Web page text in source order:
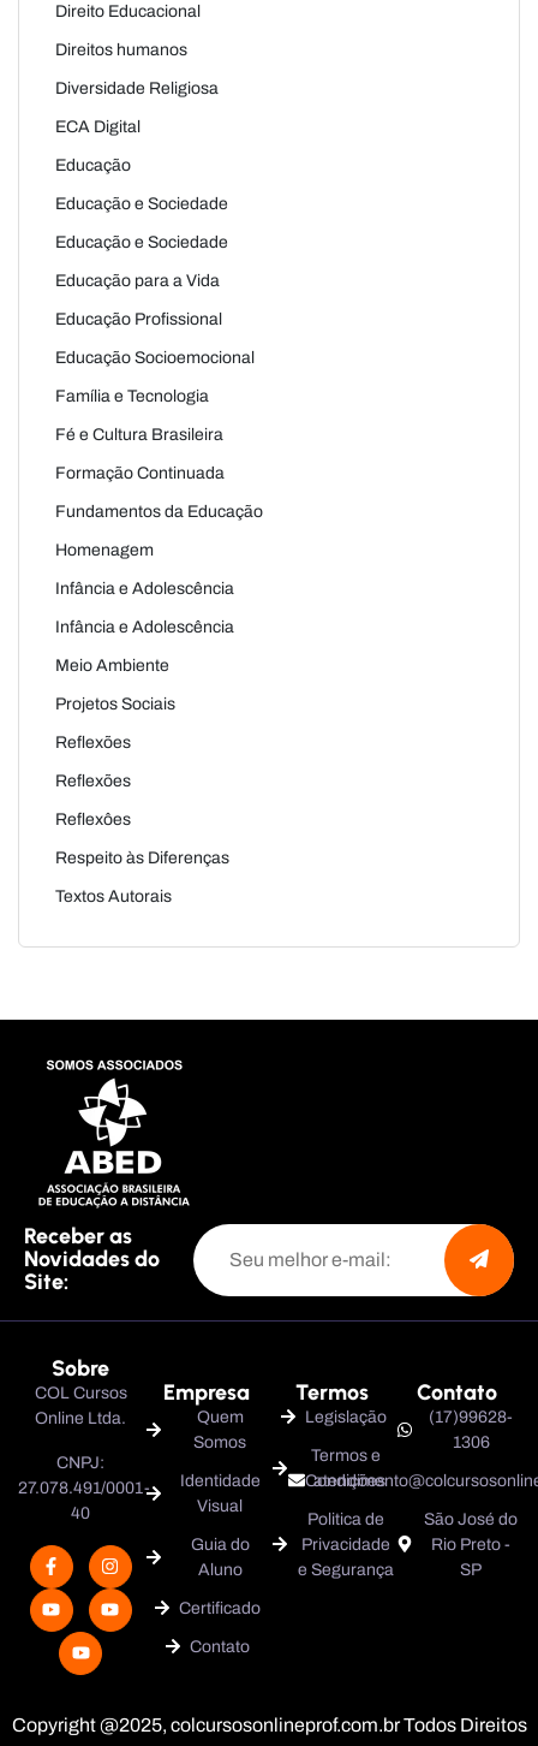
Direito Educacional
Direitos humanos
Diversidade Religiosa
ECA Digital
Educação
Educação e Sociedade
Educação e Sociedade
Educação para a Vida
Educação Profissional
Educação Socioemocional
Família e Tecnologia
Fé e Cultura Brasileira
Formação Continuada
Fundamentos da Educação
Homenagem
Infância e Adolescência
Infância e Adolescência
Meio Ambiente
Projetos Sociais
Reflexões
Reflexões
Reflexôes
Respeito às Diferenças
Textos Autorais
Receber as
Novidades do
Site:
Sobre
COL Cursos
Online Ltda.
CNPJ:
27.078.491/0001-
40
Empresa
Quem
Somos
Identidade
Visual
Guia do
Aluno
Certificado
Contato
Termos
Legislação
Termos e
Condições
Politica de
Privacidade
e Segurança
Contato
(17)99628-
1306
São José do
Rio Preto -
SP
Copyright @2025, colcursosonlineprof.com.br Todos Direitos